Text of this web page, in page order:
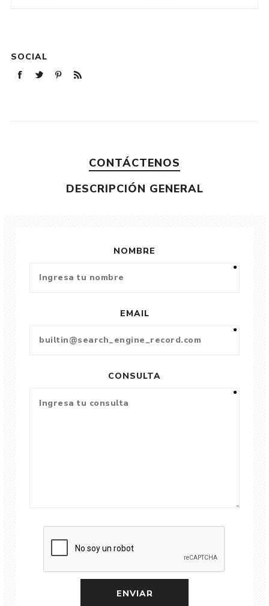
SOCIAL
CONTÁCTENOS
DESCRIPCIÓN GENERAL
NOMBRE
EMAIL
CONSULTA